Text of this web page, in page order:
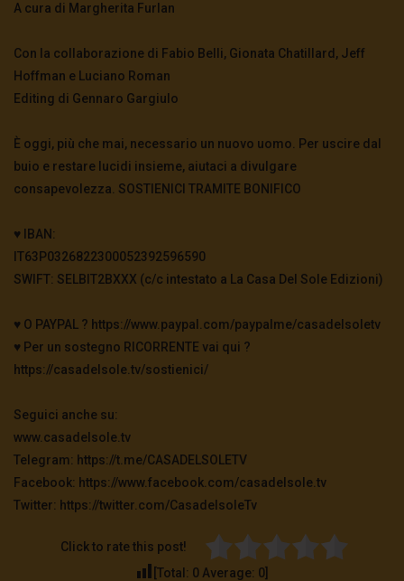
A cura di Margherita Furlan
Con la collaborazione di Fabio Belli, Gionata Chatillard, Jeff
Hoffman e Luciano Roman
Editing di Gennaro Gargiulo
È oggi, più che mai, necessario un nuovo uomo. Per uscire dal
buio e restare lucidi insieme, aiutaci a divulgare
consapevolezza. SOSTIENICI TRAMITE BONIFICO
♥️ IBAN:
IT63P0326822300052392596590
SWIFT: SELBIT2BXXX (c/c intestato a La Casa Del Sole Edizioni)
♥️ O PAYPAL ? https://www.paypal.com/paypalme/casadelsoletv
♥️ Per un sostegno RICORRENTE vai qui ?
https://casadelsole.tv/sostienici/
Seguici anche su:
www.casadelsole.tv
Telegram: https://t.me/CASADELSOLETV
Facebook: https://www.facebook.com/casadelsole.tv
Twitter: https://twitter.com/CasadelsoleTv
Click to rate this post!
[Total: 0 Average: 0